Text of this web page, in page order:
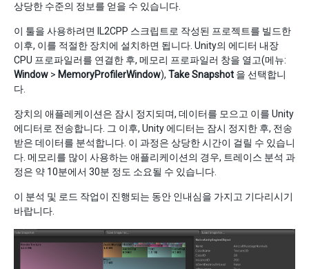
상당한 수준의 정보를 얻을 수 있습니다.
이 툴을 사용하려면 IL2CPP 스크립트로 작성된 프로젝트를 빌드한
이후, 이를 적절한 장치에 설치하면 됩니다. Unity의 에디터 내장
CPU 프로파일러를 연결한 후, 메모리 프로파일러 창을 열고(메뉴:
Window > MemoryProfilerWindow), Take Snapshot 을 선택합니
다.
장치의 애플레케이션은 잠시 정지되며, 데이터를 모으고 이를 Unity
에디터로 전송합니다. 그 이후, Unity 에디터는 잠시 정지한 후, 전송
받은 데이터를 분석합니다. 이 과정은 상당한 시간이 걸릴 수 있습니
다. 메모리를 많이 사용하는 애플리케이션의 경우, 트레이스 분석 과
정은 약 10분에서 30분 정도 소요될 수 있습니다.
이 분석 및 로드 작업이 진행되는 동안 인내심을 가지고 기다리시기
바랍니다.